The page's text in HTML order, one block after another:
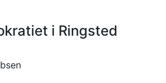
i Ringsted